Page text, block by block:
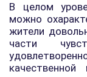
В целом
можно
жители
части